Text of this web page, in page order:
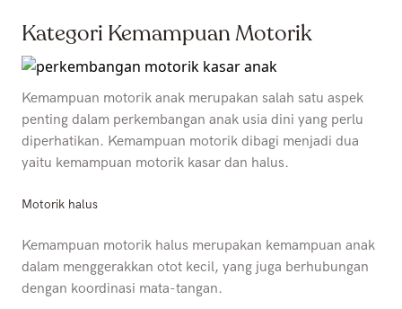
Kategori Kemampuan Motorik
Kemampuan motorik anak merupakan salah satu aspek
penting dalam perkembangan anak usia dini yang perlu
diperhatikan. Kemampuan motorik dibagi menjadi dua
yaitu kemampuan motorik kasar dan halus.
Motorik halus
Kemampuan motorik halus merupakan kemampuan anak
dalam menggerakkan otot kecil, yang juga berhubungan
dengan koordinasi mata-tangan.